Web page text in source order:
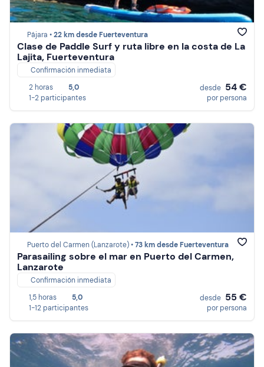
Pájara •22 km desde Fuerteventura
Clase de Paddle Surf y ruta libre en la costa de La
Lajita, Fuerteventura
Confirmación inmediata
2 horas
5,0
1-2 participantes
desde 54 €
por persona
Puerto del Carmen (Lanzarote) •73 km desde Fuerteventura
Parasailing sobre el mar en Puerto del Carmen,
Lanzarote
Confirmación inmediata
1,5 horas
5,0
1-12 participantes
desde 55 €
por persona